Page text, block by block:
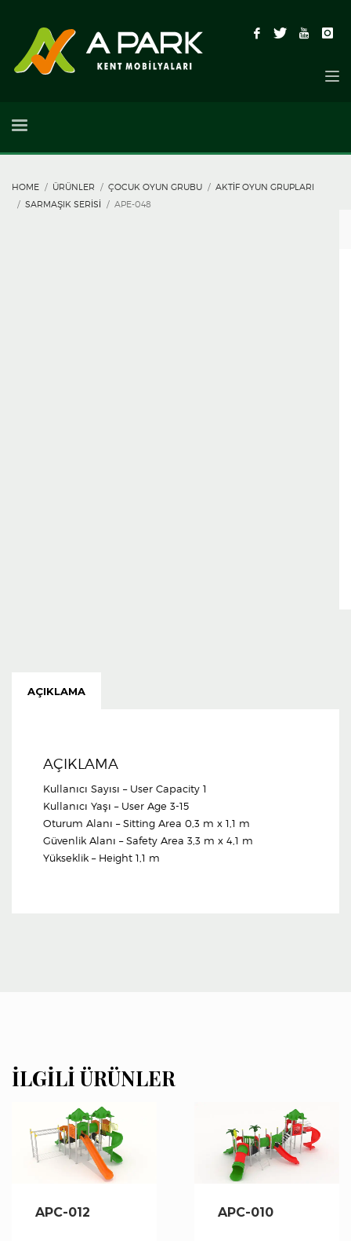
HOME ÜRÜNLER ÇOCUK OYUN GRUBU
AKTIF OYUN GRUPLARI
SARMAŞIK SERISI
APE-048
AÇIKLAMA
AÇIKLAMA
Kullanıcı Sayısı – User Capacity 1
Kullanıcı Yaşı – User Age 3-15
Oturum Alanı – Sitting Area 0,3 m x 1,1 m
Güvenlik Alanı – Safety Area 3,3 m x 4,1 m
Yükseklik – Height 1,1 m
İLGILI ÜRÜNLER
APC-012 APC-010